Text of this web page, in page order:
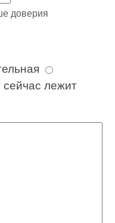
доверия
сейчас лежит